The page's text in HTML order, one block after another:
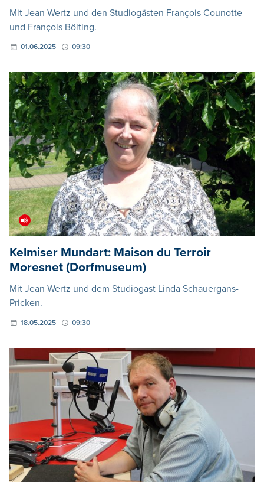
Mit Jean Wertz und den Studiogästen François Counotte
und François Bölting.
01.06.2025 09:30
Kelmiser Mundart: Maison du Terroir
Moresnet (Dorfmuseum)
Mit Jean Wertz und dem Studiogast Linda Schauergans-
Pricken.
18.05.2025 09:30